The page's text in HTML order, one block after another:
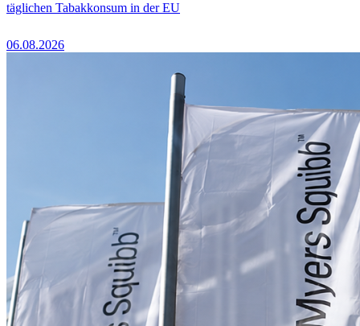
täglichen Tabakkonsum in der EU
06.08.2026